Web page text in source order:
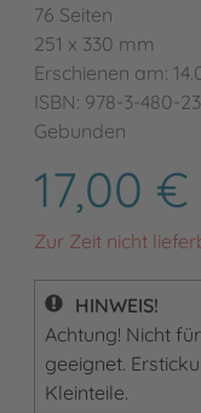
76 Seiten
251 x 330 mm
Erschienen am:
ISBN: 978-3-480-
Gebunden
17,00 €
Zur Zeit nicht
HINWEIS!
Achtung! Nicht
geeignet.
Kleinteile.